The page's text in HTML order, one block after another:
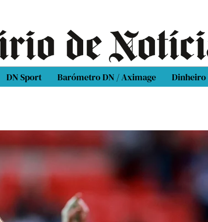
DN Sport Barómetro DN / Aximage Dinheiro